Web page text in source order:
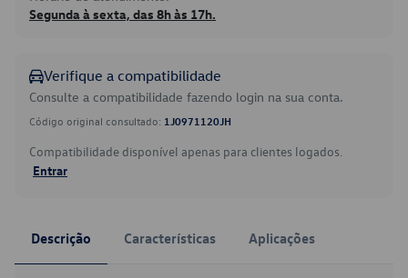
Segunda à sexta, das 8h às 17h.
Verifique a compatibilidade
Consulte a compatibilidade fazendo login na sua conta.
Código original consultado: 1J0971120JH
Compatibilidade disponível apenas para clientes logados.
Entrar
Descrição Características Aplicações